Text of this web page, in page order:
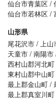
仙台市青葉区
仙台市若林区
山形県
尾花沢市 上山
天童市 南陽市
西村山郡河北町
東村山郡中山町
最上郡金山町
最上郡真室川町